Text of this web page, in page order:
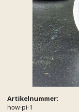
Artikelnummer:
how-pi-1